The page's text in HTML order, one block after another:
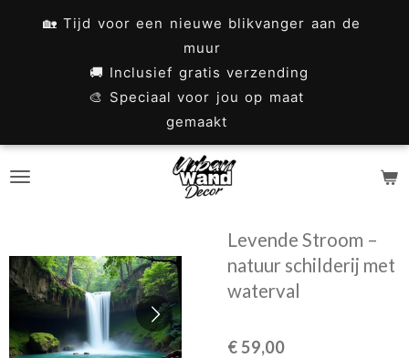
🏡 Tijd voor een nieuwe blikvanger aan de
muur
🚚 Inclusief gratis verzending
🎨 Speciaal voor jou op maat
gemaakt
Levende Stroom –
natuur schilderij met
waterval
€ 59,00